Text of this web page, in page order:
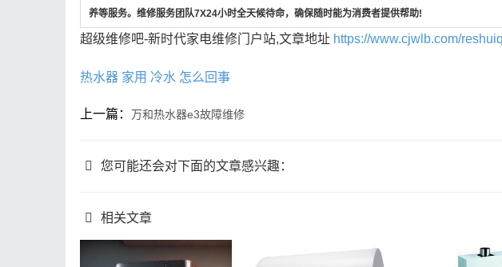
养等服务。维修服务团队7X24小时全天候待命，确保随时能为消费者提供帮助!
超级维修吧-新时代家电维修门户站,文章地址 https://www.cjwlb.com/
热水器 家用 冷水 怎么回事
上一篇： 万和热水器e3故障维修
您可能还会对下面的文章感兴趣：
相关文章